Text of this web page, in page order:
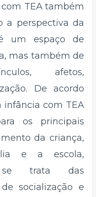
TEA também
a perspectiva da
um espaço de
mas também de
afetos,
De acordo
infância com TEA
os principais
da criança,
e a escola,
se trata das
socialização e